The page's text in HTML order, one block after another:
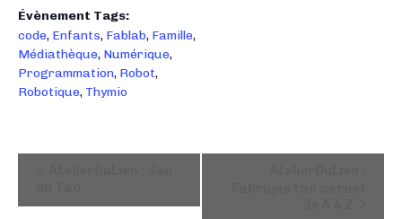
Évènement Tags:
code, Enfants, Fablab, Famille,
Médiathèque, Numérique,
Programmation, Robot,
Robotique, Thymio
v